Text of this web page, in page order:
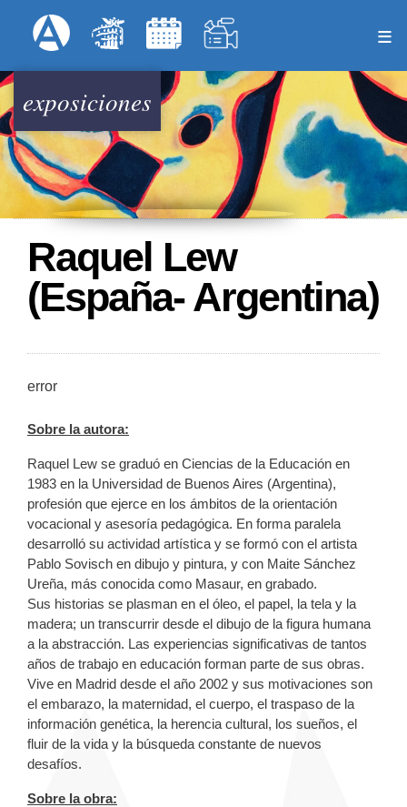
al
principal
Menú Superior
exposiciones
Raquel Lew
(España- Argentina)
error
Sobre la autora:
Raquel Lew se graduó en Ciencias de la Educación en
1983 en la Universidad de Buenos Aires (Argentina),
profesión que ejerce en los ámbitos de la orientación
vocacional y asesoría pedagógica. En forma paralela
desarrolló su actividad artística y se formó con el artista
Pablo Sovisch en dibujo y pintura, y con Maite Sánchez
Ureña, más conocida como Masaur, en grabado.
Sus historias se plasman en el óleo, el papel, la tela y la
madera; un transcurrir desde el dibujo de la figura humana
a la abstracción. Las experiencias significativas de tantos
años de trabajo en educación forman parte de sus obras.
Vive en Madrid desde el año 2002 y sus motivaciones son
el embarazo, la maternidad, el cuerpo, el traspaso de la
información genética, la herencia cultural, los sueños, el
fluir de la vida y la búsqueda constante de nuevos
desafíos.
Sobre la obra: